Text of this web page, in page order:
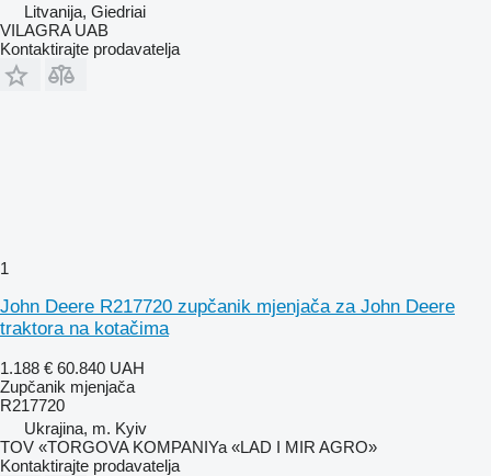
Litvanija, Giedriai
VILAGRA UAB
Kontaktirajte prodavatelja
1
John Deere R217720 zupčanik mjenjača za John Deere
traktora na kotačima
1.188 € 60.840 UAH
Zupčanik mjenjača
R217720
Ukrajina, m. Kyiv
TOV «TORGOVA KOMPANIYa «LAD I MIR AGRO»
Kontaktirajte prodavatelja